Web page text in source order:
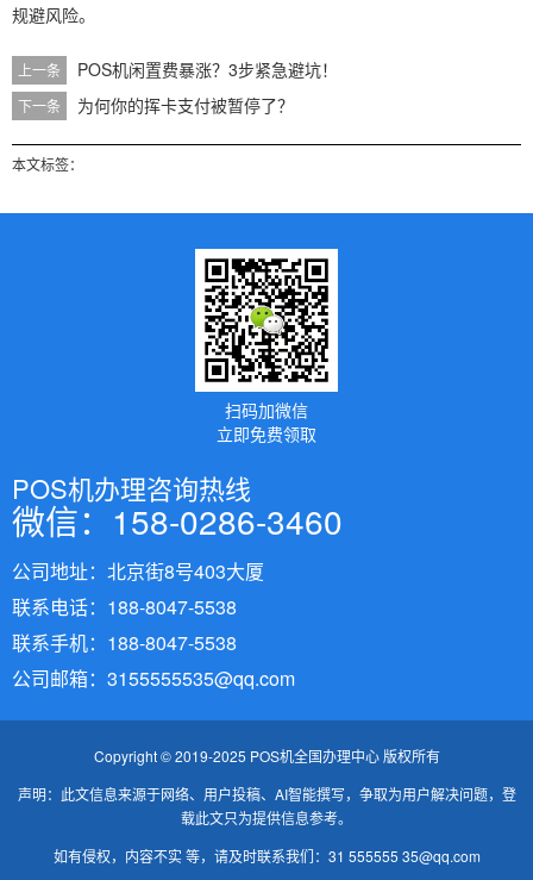
规避风险。
上一条 POS机闲置费暴涨？3步紧急避坑！
下一条 为何你的挥卡支付被暂停了？
本文标签：
扫码加微信
立即免费领取
POS机办理咨询热线
微信：158-0286-3460
公司地址：北京街8号403大厦
联系电话：188-8047-5538
联系手机：188-8047-5538
公司邮箱：3155555535@qq.com
Copyright © 2019-2025 POS机全国办理中心 版权所有
声明：此文信息来源于网络、用户投稿、AI智能撰写，争取为用户解决问题，登
载此文只为提供信息参考。
如有侵权，内容不实 等，请及时联系我们：31 555555 35@qq.com